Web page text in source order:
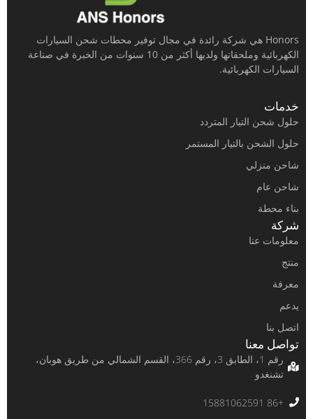
Honors هي شركة رائدة في مجال توفير محطات شحن السيارات
الكهربائية وملحقاتها ولديها أكثر من 10 سنوات من الخبرة في صناعة
الكهربائية.
التيار المتردد
بالتيار المستمر
عنا
رقم 1، الطابق 3، رقم 366، القسم الشمالي من طريق هوبان،